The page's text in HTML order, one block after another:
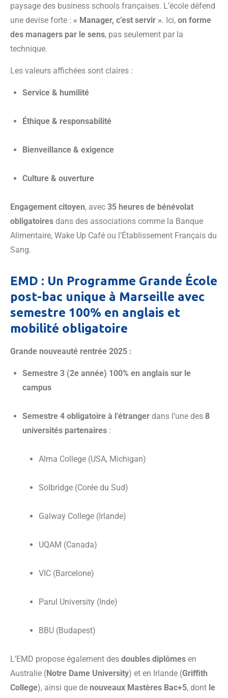
paysage des business schools françaises. L’école défend
une devise forte : « Manager, c’est servir ». Ici, on forme
des managers par le sens, pas seulement par la
technique.
Les valeurs affichées sont claires :
Service & humilité
Éthique & responsabilité
Bienveillance & exigence
Culture & ouverture
Engagement citoyen, avec 35 heures de bénévolat
obligatoires dans des associations comme la Banque
Alimentaire, Wake Up Café ou l’Établissement Français du
Sang.
EMD : Un Programme Grande École
post-bac unique à Marseille avec
semestre 100% en anglais et
mobilité obligatoire
Grande nouveauté rentrée 2025 :
Semestre 3 (2e année) 100% en anglais sur le
campus
Semestre 4 obligatoire à l’étranger dans l’une des 8
universités partenaires :
Alma College (USA, Michigan)
Solbridge (Corée du Sud)
Galway College (Irlande)
UQAM (Canada)
VIC (Barcelone)
Parul University (Inde)
BBU (Budapest)
L’EMD propose également des doubles diplômes en
Australie (Notre Dame University) et en Irlande (Griffith
College), ainsi que de nouveaux Mastères Bac+5, dont le